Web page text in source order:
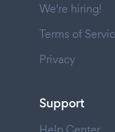
We're hiring!
Terms of
Privacy
Support